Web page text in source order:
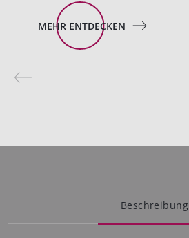
MEHR ENTDECKEN
Beschreibung